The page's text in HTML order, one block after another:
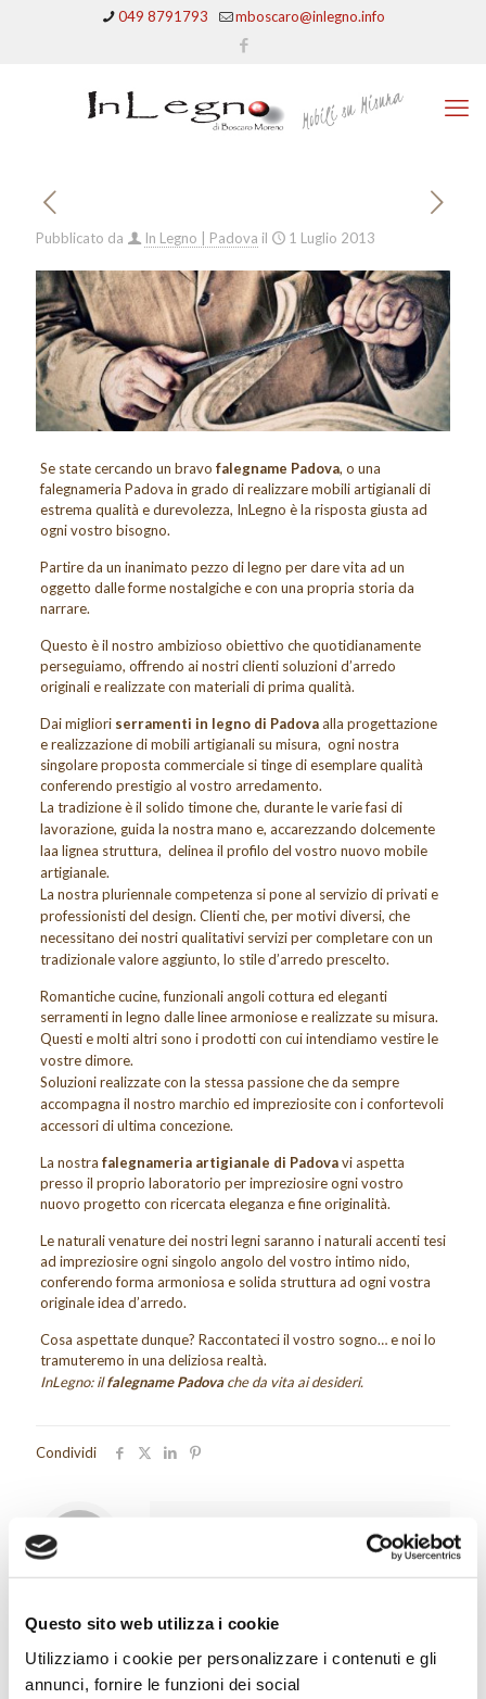
Questo sito web utilizza i cookie
Utilizziamo i cookie per personalizzare i contenuti e gli
annunci, fornire le funzioni dei social
049 8791793 mboscaro@inlegno.info
Pubblicato da In Legno | Padova il 1 Luglio 2013
Se state cercando un bravo falegname Padova, o una
falegnameria Padova in grado di realizzare mobili artigianali di
estrema qualità e durevolezza, InLegno è la risposta giusta ad
ogni vostro bisogno.
Partire da un inanimato pezzo di legno per dare vita ad un
oggetto dalle forme nostalgiche e con una propria storia da
narrare.
Questo è il nostro ambizioso obiettivo che quotidianamente
perseguiamo, offrendo ai nostri clienti soluzioni d’arredo
originali e realizzate con materiali di prima qualità.
Dai migliori serramenti in legno di Padovaalla progettazione
e realizzazione di mobili artigianali su misura, ogni nostra
singolare proposta commerciale si tinge di esemplare qualità
conferendo prestigio al vostro arredamento.
La tradizione è il solido timone che, durante le varie fasi di
lavorazione, guida la nostra mano e, accarezzando dolcemente
laa lignea struttura, delinea il profilo del vostro nuovo mobile
artigianale.
La nostra pluriennale competenza si pone al servizio di privati e
professionisti del design. Clienti che, per motivi diversi, che
necessitano dei nostri qualitativi servizi per completare con un
tradizionale valore aggiunto, lo stile d’arredo prescelto.
Romantiche cucine, funzionali angoli cottura ed eleganti
serramenti in legno dalle linee armoniose e realizzate su misura.
Questi e molti altri sono i prodotti con cui intendiamo vestire le
vostre dimore.
Soluzioni realizzate con la stessa passione che da sempre
accompagna il nostro marchio ed impreziosite con i confortevoli
accessori di ultima concezione.
La nostra falegnameria artigianale di Padovavi aspetta
presso il proprio laboratorio per impreziosire ogni vostro
nuovo progetto con ricercata eleganza e fine originalità.
Le naturali venature dei nostri legni saranno i naturali accenti tesi
ad impreziosire ogni singolo angolo del vostro intimo nido,
conferendo forma armoniosa e solida struttura ad ogni vostra
originale idea d’arredo.
Cosa aspettate dunque? Raccontateci il vostro sogno… e noi lo
tramuteremo in una deliziosa realtà.
InLegno: ilfalegname Padovache da vita ai desideri.
Condividi
Articoli correlati